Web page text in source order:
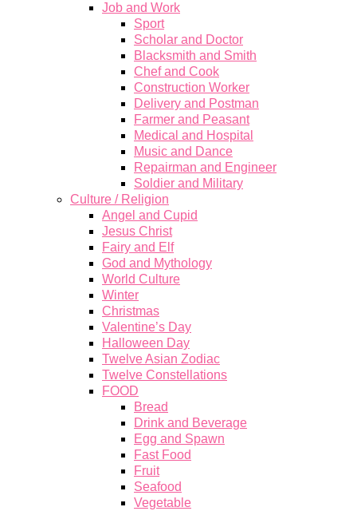
Job and Work
Sport
Scholar and Doctor
Blacksmith and Smith
Chef and Cook
Construction Worker
Delivery and Postman
Farmer and Peasant
Medical and Hospital
Music and Dance
Repairman and Engineer
Soldier and Military
Culture / Religion
Angel and Cupid
Jesus Christ
Fairy and Elf
God and Mythology
World Culture
Winter
Christmas
Valentine’s Day
Halloween Day
Twelve Asian Zodiac
Twelve Constellations
FOOD
Bread
Drink and Beverage
Egg and Spawn
Fast Food
Fruit
Seafood
Vegetable